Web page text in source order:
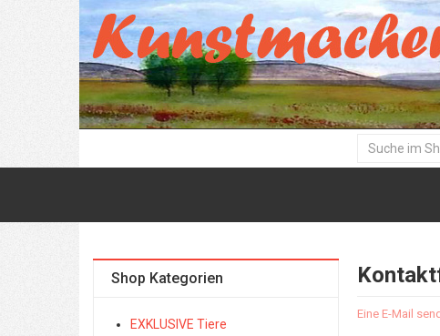
Eine E-Mail
Shop Kategorien
EXKLUSIVE Tiere